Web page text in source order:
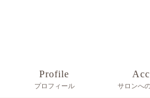
Profile
プロフィール サロンへ